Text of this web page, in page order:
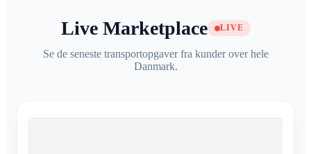
Live Marketplace LIVE
Se de seneste transportopgaver fra kunder over hele
Danmark.